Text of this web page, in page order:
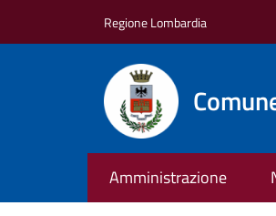
Regione Lombardia
Amministrazione